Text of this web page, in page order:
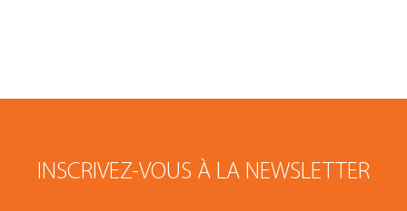
INSCRIVEZ-VOUS À LA NEWSLETTER